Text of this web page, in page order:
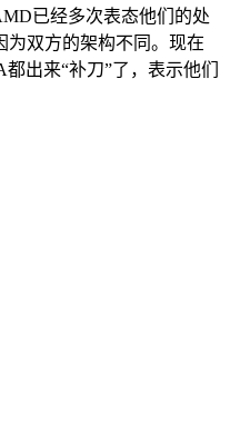
已经多次表态他们的处
为双方的架构不同。现在
出来“补刀”了，表示他们